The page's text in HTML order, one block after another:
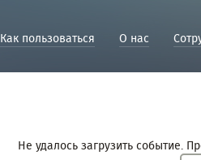
Как пользоваться О нас
Не удалось загрузить событие.